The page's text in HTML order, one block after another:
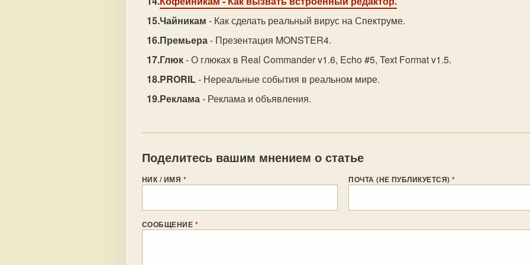
Чайникам - Как сделать реальный вирус на Спектруме.
Премьера- Презентация MONSTER4.
Глюк- О глюках в Real Commander v1.6, Echo #5, Text Format v1.5.
PRORIL- Нереальные события в реальном мире.
Реклама- Реклама и объявления.
Поделитесь вашим мнением о статье
НИК / ИМЯ * ПОЧТА (НЕ ПУБЛИКУЕТСЯ)*
СООБЩЕНИЕ *